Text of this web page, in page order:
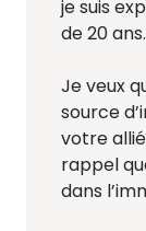
je suis
de 20 ans.
Je veux
source
votre
rappel
dans